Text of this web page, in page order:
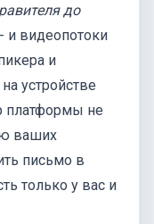
до
и видеопотоки
и
устройстве
платформы не
ваших
письмо в
только у вас и